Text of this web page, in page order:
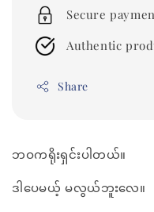
Secure
Authentic
Share
ဘဝကရိုးရှင်းပါတယ်။
ဒါပေမယ့် မလွယ်ဘူးလေ။